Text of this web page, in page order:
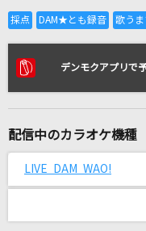
リアルタイ
蔵王の風
風と町
デンモクアプリで
配信中のカラオケ機種
LIVE DAM WAO!